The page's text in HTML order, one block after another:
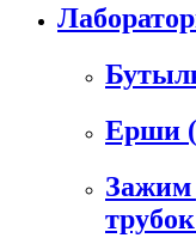
Ерши
Зажим
трубок